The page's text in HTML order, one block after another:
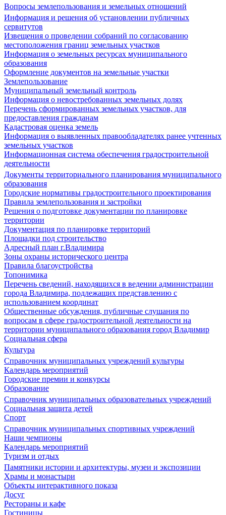
Вопросы землепользования и земельных отношений
Информация и решения об установлении публичных
сервитутов
Извещения о проведении собраний по согласованию
местоположения границ земельных участков
Информация о земельных ресурсах муниципального
образования
Оформление документов на земельные участки
Землепользование
Муниципальный земельный контроль
Информация о невостребованных земельных долях
Перечень сформированных земельных участков, для
предоставления гражданам
Кадастровая оценка земель
Информация о выявленных правообладателях ранее учтенных
земельных участков
Информационная система обеспечения градостроительной
деятельности
Документы территориального планирования муниципального
образования
Городские нормативы градостроительного проектирования
Правила землепользования и застройки
Решения о подготовке документации по планировке
территории
Документация по планировке территорий
Площадки под строительство
Адресный план г.Владимира
Зоны охраны исторического центра
Правила благоустройства
Топонимика
Перечень сведений, находящихся в ведении администрации
города Владимира, подлежащих представлению с
использованием координат
Общественные обсуждения, публичные слушания по
вопросам в сфере градостроительной деятельности на
территории муниципального образования город Владимир
Социальная сфера
Культура
Справочник муниципальных учреждений культуры
Календарь мероприятий
Городские премии и конкурсы
Образование
Справочник муниципальных образовательных учреждений
Социальная защита детей
Спорт
Справочник муниципальных спортивных учреждений
Наши чемпионы
Календарь мероприятий
Туризм и отдых
Памятники истории и архитектуры, музеи и экспозиции
Храмы и монастыри
Объекты интерактивного показа
Досуг
Рестораны и кафе
Гостиницы